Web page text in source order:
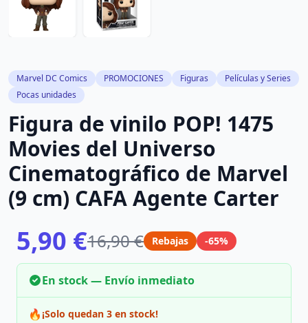
Marvel DC Comics PROMOCIONES Figuras
Películas y Series
Pocas unidades
Figura de vinilo POP! 1475
Movies del Universo
Cinematográfico de Marvel
(9 cm) CAFA Agente Carter
5,90 €16,90 € Rebajas -65%
En stock — Envío inmediato
🔥¡Solo quedan 3 en stock!